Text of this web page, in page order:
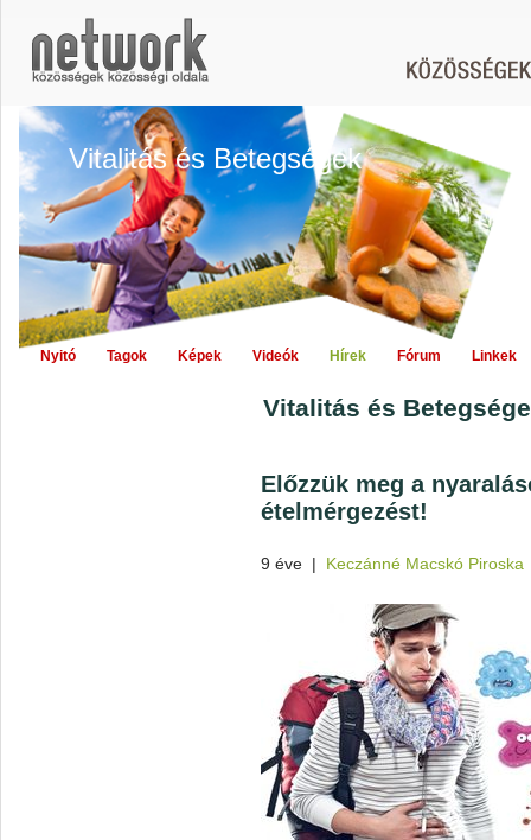
Vitalitás és Betegségek
Nyitó Tagok Képek Videók Hírek Fórum Linkek
Vitalitás és
Előzzük meg a
ételmérgezést!
9 éve | Keczánné Macskó Piroska